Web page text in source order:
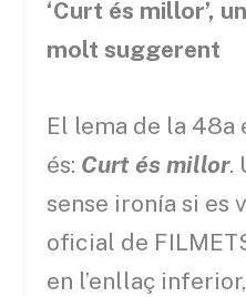
‘Curt és millor’,
molt suggerent
El lema de la 48a
és: Curt és millor.
sense ironía si es
oficial de
en l’enllaç